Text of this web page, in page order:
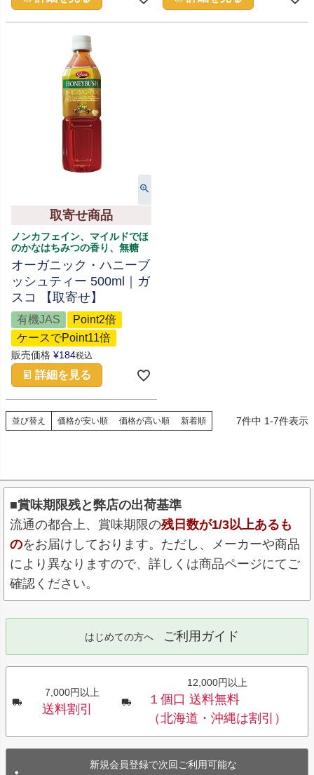
取寄せ商品
ノンカフェイン、マイルドでほ
のかなはちみつの香り、無糖
オーガニック・ハニーブ
ッシュティー 500ml｜ガ
スコ 【取寄せ】
有機JAS
Point2倍
ケースでPoint11倍
販売価格 ¥184税込
詳細を見る
並び替え 価格が安い順 価格が高い順 新着順 7件中 1-7件表示
■賞味期限残と弊店の出荷基準
流通の都合上、賞味期限の残日数が1/3以上あるも
のをお届けしております。ただし、メーカーや商品
により異なりますので、詳しくは商品ページにてご
確認ください。
はじめての方へ ご利用ガイド
7,000円以上
送料割引
12,000円以上
１個口 送料無料
（北海道・沖縄は割引）
新規会員登録で次回ご利用可能な